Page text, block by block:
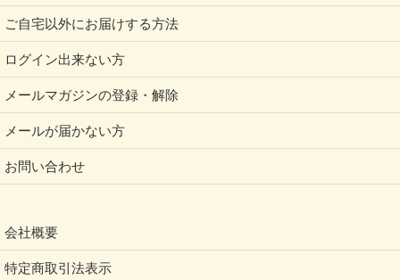
ご自宅以外にお届けする方法
ログイン出来ない方
メールマガジンの登録・解除
メールが届かない方
お問い合わせ
会社概要
特定商取引法表示